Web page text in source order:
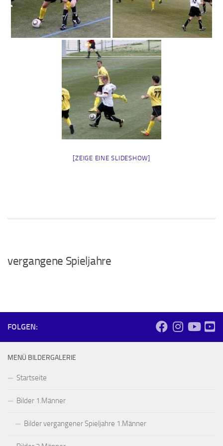
[ZEIGE EINE SLIDESHOW]
vergangene Spieljahre
FOLGEN:
MENÜ BILDERGALERIE
Startseite
Bilder 1.Männer
Bilder vergangener Spieljahre 1.Männer